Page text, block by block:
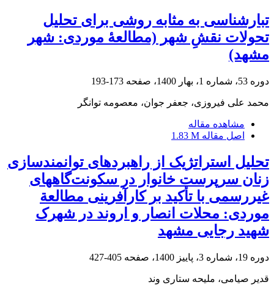
تبارشناسی به ‏مثابه روشی برای تحلیل
تحولات نقشِ شهر (مطالعۀ موردی: شهر
مشهد)
دوره 53، شماره 1، بهار 1400، صفحه 173-193
محمد علی فیروزی، جعفر جوان، معصومه توانگر
مشاهده مقاله
اصل مقاله 1.83 M
تحلیل استراتژیک از راهبردهای توانمندسازی
زنان سرپرست خانوار در سکونت‌گاه‏های
غیررسمی با تأکید بر کارآفرینی مطالعة
موردی: محلات انصار و اروند در شهرک
شهید رجایی مشهد
دوره 19، شماره 3، پاییز 1400، صفحه 405-427
قدیر صیامی، ملیحه ستاری وند